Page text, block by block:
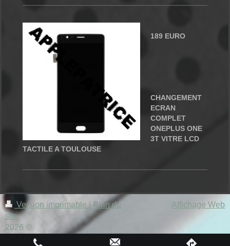
189 EURO
CHANGEMENT
ECRAN
COMPLET
ONEPLUS ONE
3T VITRE LCD
TACTILE A TOULOUSE
Version imprimable
Plan du
site
2026 ©
WWW.APPLEPATRICE.FR
Affichage Web